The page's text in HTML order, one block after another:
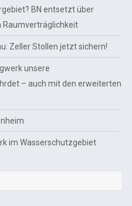
BN entsetzt über
Raumverträglichkeit
Zeller Stollen jetzt sichern!
unsere
– auch mit den erweiterten
im Wasserschutzgebiet